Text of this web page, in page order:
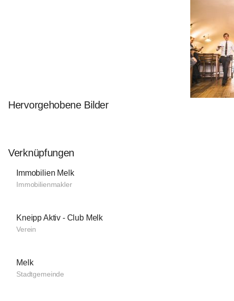
Hervorgehobene Bilder
Verknüpfungen
Immobilien Melk
Immobilienmakler
Kneipp Aktiv - Club Melk
Verein
Melk
Stadtgemeinde